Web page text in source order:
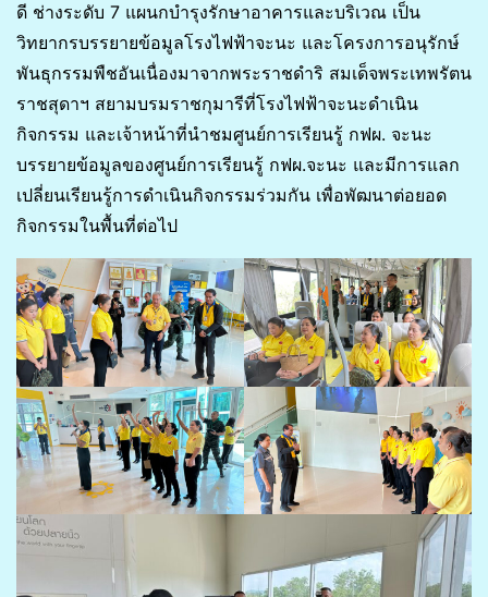
ดี ช่างระดับ 7 แผนกบำรุงรักษาอาคารและบริเวณ เป็น
วิทยากรบรรยายข้อมูลโรงไฟฟ้าจะนะ และโครงการอนุรักษ์
พันธุกรรมพืชอันเนื่องมาจากพระราชดำริ สมเด็จพระเทพรัตน
ราชสุดาฯ สยามบรมราชกุมารีที่โรงไฟฟ้าจะนะดำเนิน
กิจกรรม และเจ้าหน้าที่นำชมศูนย์การเรียนรู้ กฟผ. จะนะ
บรรยายข้อมูลของศูนย์การเรียนรู้ กฟผ.จะนะ และมีการแลก
เปลี่ยนเรียนรู้การดำเนินกิจกรรมร่วมกัน เพื่อพัฒนาต่อยอด
กิจกรรมในพื้นที่ต่อไป